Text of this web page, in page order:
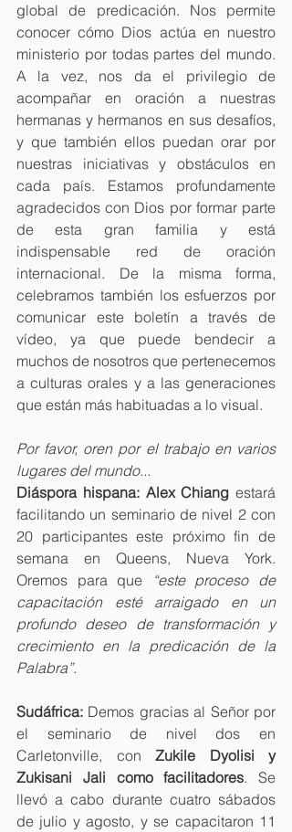
global de predicación. Nos permite
conocer cómo Dios actúa en nuestro
ministerio por todas partes del mundo.
A la vez, nos da el privilegio de
acompañar en oración a nuestras
hermanas y hermanos en sus desafíos,
y que también ellos puedan orar por
nuestras iniciativas y obstáculos en
cada país. Estamos profundamente
agradecidos con Dios por formar parte
de esta gran familia y está
indispensable red de oración
internacional. De la misma forma,
celebramos también los esfuerzos por
comunicar este boletín a través de
vídeo, ya que puede bendecir a
muchos de nosotros que pertenecemos
a culturas orales y a las generaciones
que están más habituadas a lo visual.
Por favor, oren por el trabajo en varios
lugares del mundo...
Diáspora hispana: Alex Chiang estará
facilitando un seminario de nivel 2 con
20 participantes este próximo fin de
semana en Queens, Nueva York.
Oremos para que
“este proceso de
capacitación esté arraigado en un
profundo deseo de transformación y
crecimiento en la predicación de la
Palabra”.
Sudáfrica: Demos gracias al Señor por
el seminario de nivel dos en
Carletonville, con Zukile Dyolisi y
Zukisani Jali como facilitadores. Se
llevó a cabo durante cuatro sábados
de julio y agosto, y se capacitaron 11